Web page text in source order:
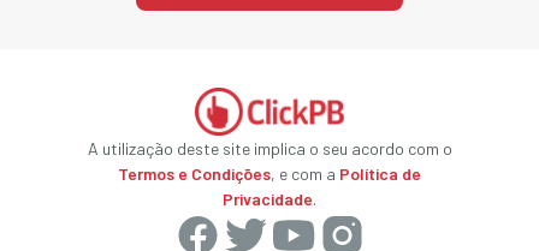
A utilização deste site implica o seu acordo com o
Termos e Condições, e com a Política de
Privacidade.